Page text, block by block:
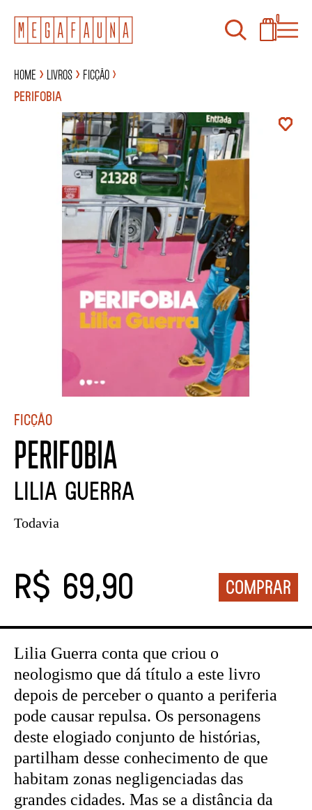
0
Home Livros
Ficção
PERIFOBIA
Ficção
PERIFOBIA
Lilia Guerra
Todavia
R$ 69,90
Lilia Guerra conta que criou o
neologismo que dá título a este livro
depois de perceber o quanto a periferia
pode causar repulsa. Os personagens
deste elogiado conjunto de histórias,
partilham desse conhecimento de que
habitam zonas negligenciadas das
grandes cidades. Mas se a distância da